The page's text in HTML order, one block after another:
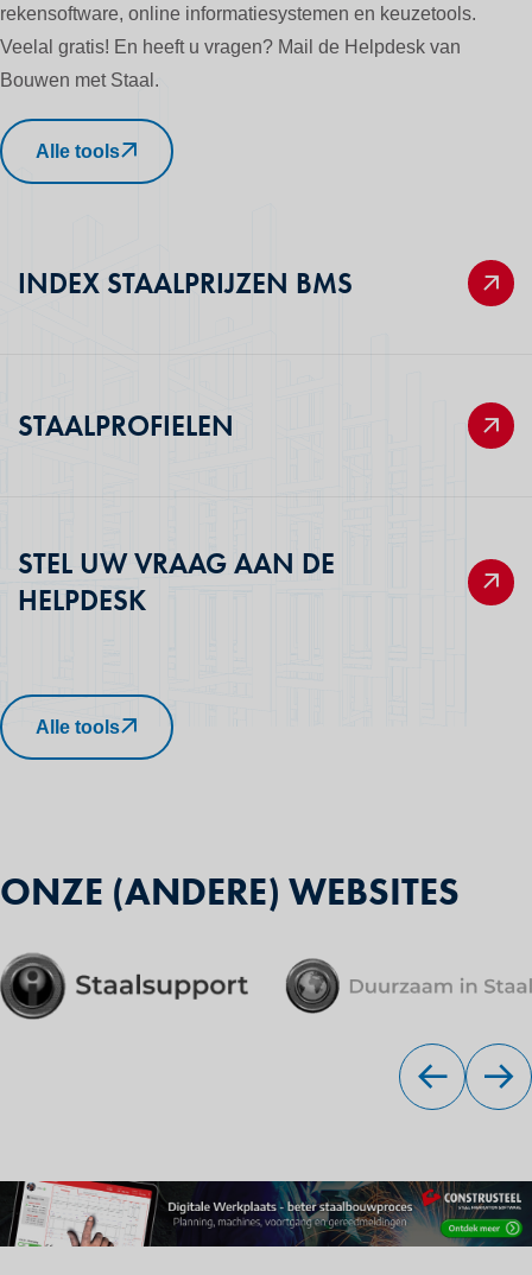
rekensoftware, online informatiesystemen en keuzetools.
Veelal gratis! En heeft u vragen? Mail de Helpdesk van
Bouwen met Staal.
Alle tools
INDEX STAALPRIJZEN BMS
STAALPROFIELEN
STEL UW VRAAG AAN DE
HELPDESK
Alle tools
ONZE (ANDERE) WEBSITES